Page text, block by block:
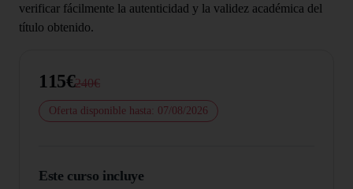
verificar fácilmente la autenticidad y la validez académica del
título obtenido.
115€240€
Oferta disponible hasta: 07/08/2026
Este curso incluye